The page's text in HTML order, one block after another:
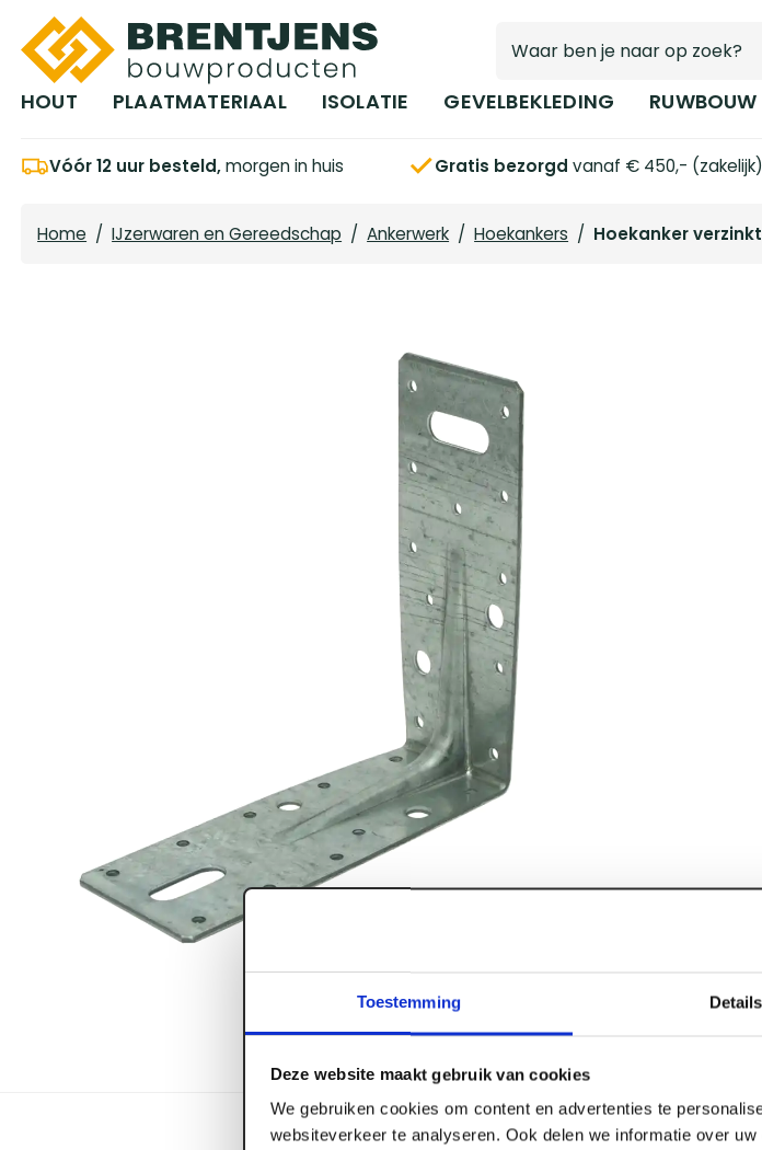
Toestemming Details
Deze website maakt gebruik van cookies
We gebruiken cookies om content en advertenties te
websiteverkeer te analyseren. Ook delen we informatie over
Ga naar hoofdinhoud
HOUT PLAATMATERIAAL ISOLATIE GEVELBEKLEDING RUWBOUW
Vóór 12 uur besteld,morgen in huis Gratis bezorgd vanaf € 450,- (zakelijk)
Home / IJzerwaren en Gereedschap / Ankerwerk / Hoekankers / Hoekanker